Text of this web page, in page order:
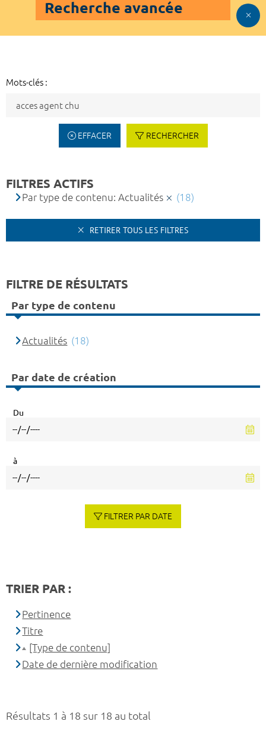
Recherche avancée
Mots-clés :
EFFACER RECHERCHER
Résultats 1 à 18 sur 18 au total
FILTRES ACTIFS
Par type de contenu: Actualités (18)
RETIRER TOUS LES FILTRES
FILTRE DE RÉSULTATS
Par type de contenu
Actualités (18)
Par date de création
Du
à
FILTRER PAR DATE
TRIER PAR :
Pertinence
Titre
[Type de contenu]
Date de dernière modification